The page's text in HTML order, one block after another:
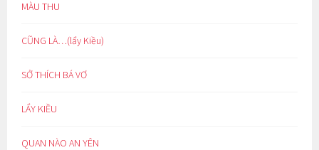
MÀU THU
CŨNG LÀ…(lẩy Kiều)
SỞ THÍCH BÁ VƠ
LẨY KIỀU
QUAN NÀO AN YÊN